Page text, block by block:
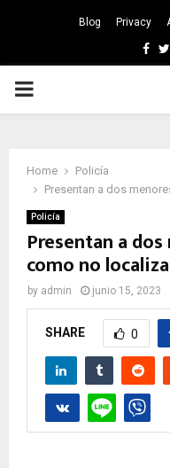
Blog Privacy
PRIMARY
Home
Policía
Presentan a dos
Policía
Presentan a
como no
by admin junio 15, 2023
SHARE 0